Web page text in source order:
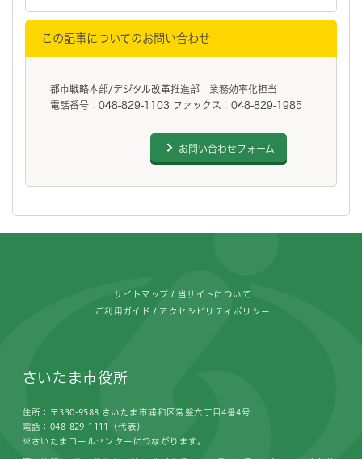
この記事についてのお問い合わせ
都市戦略本部/デジタル改革推進部 業務効率化担当
電話番号：048-829-1103 ファックス：048-829-1985
お問い合わせフォーム
サイトマップ 当サイトについて
ご利用ガイド アクセシビリティポリシー
さいたま市役所
住所：〒330-9588 さいたま市浦和区常盤六丁目4番4号
電話：048-829-1111（代表）
※さいたまコールセンターにつながります。